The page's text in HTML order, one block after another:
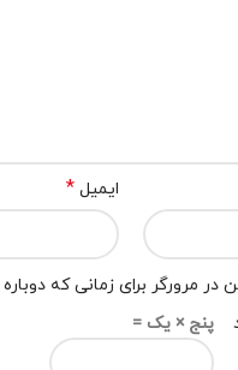
ایمیل *
در مرورگر برای زمانی که
پنج × یک =